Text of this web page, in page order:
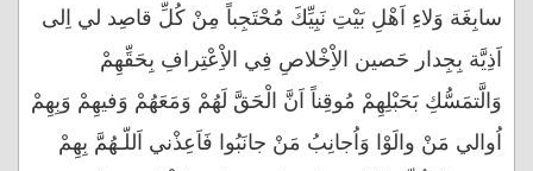
سابِغَة وَلاءِ اَهْلِ بَيْتِ نَبِيِّكَ مُحْتَجِباً مِنْ كُلِّ قاصِد لي اِلى
اَذِيَّة بِجِدار حَصين الاِْخْلاصِ فِي الاِْعْتِرافِ بِحَقِّهِمْ
وَالَّتمَسُّكِ بَحَبْلِهِمْ مُوقِناً اَنَّ الْحَقَّ لَهُمْ وَمَعَهُمْ وَفيهِمْ وَبِهِمْ
اُوالي مَنْ والَوْا وَاُجانِبُ مَنْ جانَبُوا فَاَعِذْني اَللّـهُمَّ بِهِمْ